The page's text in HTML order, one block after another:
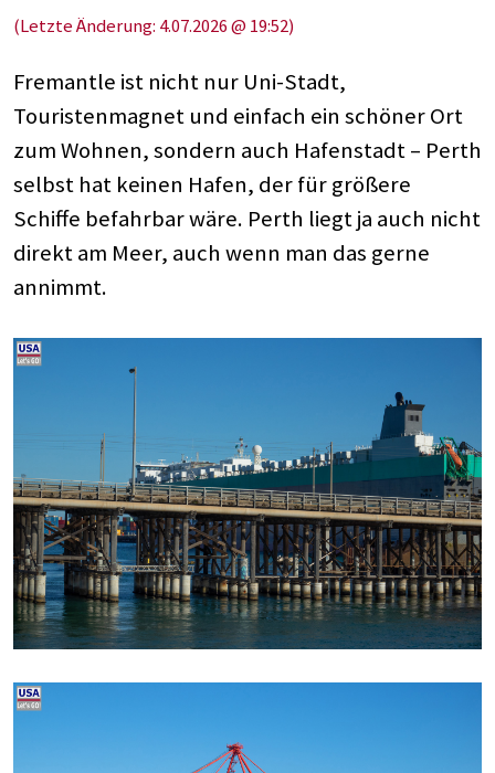
(Letzte Änderung: 4.07.2026 @ 19:52)
Fremantle ist nicht nur Uni-Stadt,
Touristenmagnet und einfach ein schöner Ort
zum Wohnen, sondern auch Hafenstadt – Perth
selbst hat keinen Hafen, der für größere
Schiffe befahrbar wäre. Perth liegt ja auch nicht
direkt am Meer, auch wenn man das gerne
annimmt.